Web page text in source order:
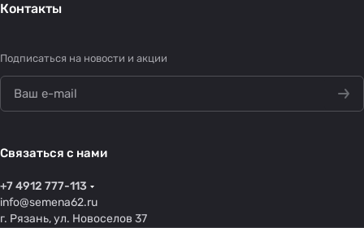
Контакты
Подписаться на новости и акции
Связаться с нами
+7 4912 777-113
info@semena62.ru
г. Рязань, ул. Новоселов 37